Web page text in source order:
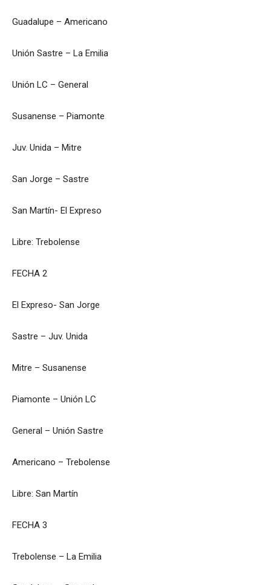
Guadalupe – Americano
Unión Sastre – La Emilia
Unión LC – General
Susanense – Piamonte
Juv. Unida – Mitre
San Jorge – Sastre
San Martín- El Expreso
Libre: Trebolense
FECHA 2
El Expreso- San Jorge
Sastre – Juv. Unida
Mitre – Susanense
Piamonte – Unión LC
General – Unión Sastre
Americano – Trebolense
Libre: San Martín
FECHA 3
Trebolense – La Emilia